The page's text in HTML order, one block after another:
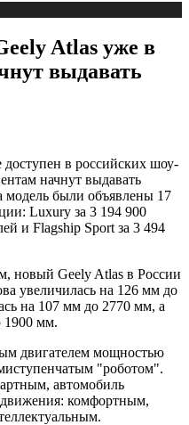
Atlas уже в
выдавать
в российских шоу-
начнут выдавать
модель были объявлены 17
Luxury за 3 194 900
и Flagship Sport за 3 494
новый Geely Atlas в России
увеличилась на 126 мм до
на 107 мм до 2770 мм, а
1900 мм.
двигателем мощностью
"роботом".
автомобиль
комфортным,